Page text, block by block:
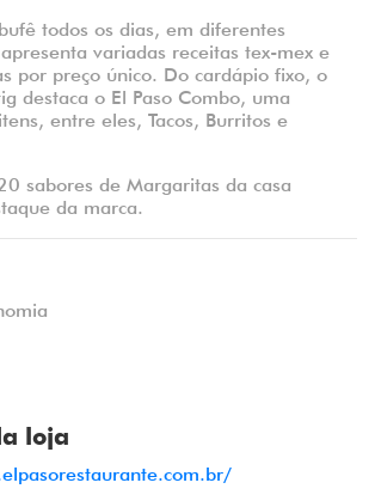
todos os dias, em diferentes
variadas receitas tex-mex e
por preço único. Do cardápio fixo, o
destaca o El Paso Combo, uma
entre eles, Tacos, Burritos e
sabores de Margaritas da casa
da marca.
loja